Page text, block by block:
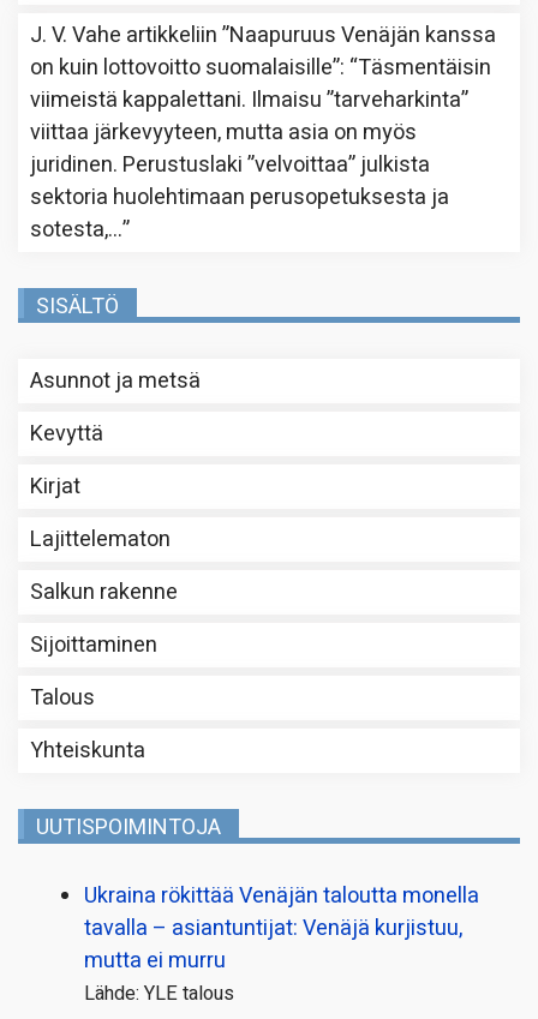
J. V. Vahe artikkeliin”Naapuruus Venäjän kanssa
on kuin lottovoitto suomalaisille”: “Täsmentäisin
viimeistä kappalettani. Ilmaisu ”tarveharkinta”
viittaa järkevyyteen, mutta asia on myös
juridinen. Perustuslaki ”velvoittaa” julkista
sektoria huolehtimaan perusopetuksesta ja
sotesta,…”
SISÄLTÖ
Asunnot ja metsä
Kevyttä
Kirjat
Lajittelematon
Salkun rakenne
Sijoittaminen
Talous
Yhteiskunta
UUTISPOIMINTOJA
Ukraina rökittää Venäjän taloutta monella
tavalla – asiantuntijat: Venäjä kurjistuu,
mutta ei murru
Lähde: YLE talous